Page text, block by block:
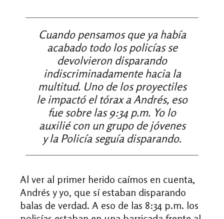
Cuando pensamos que ya había
acabado todo los policías se
devolvieron disparando
indiscriminadamente hacia la
multitud. Uno de los proyectiles
le impactó el tórax a Andrés, eso
fue sobre las 9:34 p.m. Yo lo
auxilié con un grupo de jóvenes
y la Policía seguía disparando.
Al ver al primer herido caímos en cuenta,
Andrés y yo, que sí estaban disparando
balas de verdad. A eso de las 8:34 p.m. los